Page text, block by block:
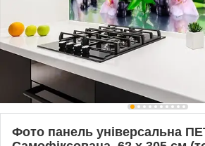
Фото панель універсальна